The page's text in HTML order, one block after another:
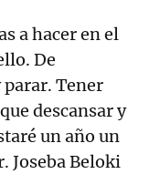
a hacer en el
De
Tener
descansar y
un año un
Joseba Beloki